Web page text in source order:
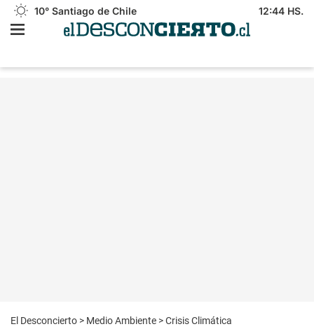
10° Santiago de Chile 12:44 HS.
El Desconcierto > Medio Ambiente >Crisis Climática